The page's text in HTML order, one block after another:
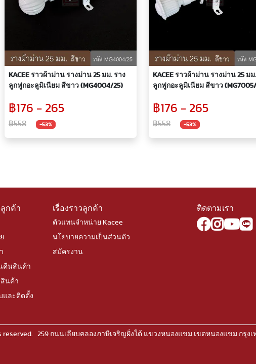
KACEE ราวผ้าม่าน รางม่าน 25 มม. ราง
ลูกฟูกอะลูมิเนียม สีขาว (MG4004/25)
฿176 - 265
฿558 -53%
KACEE ราวผ้าม่าน รางม่าน 25 มม
ลูกฟูกอะลูมิเนียม สีขาว
฿176 - 265
฿558 -53%
กค้า
คืนสินค้า
นค้า
และติดตั้ง
เรื่องราวลูกค้า
ตัวแทนจำหน่าย Kacee
นโยบายความเป็นส่วนตัว
สมัครงาน
ติดตามเรา
reserved. 259 ถนนเลียบคลองภาษีเจริญฝั่งใต้ แขวงหนองแขม เขตหนองแขม กรุงเ